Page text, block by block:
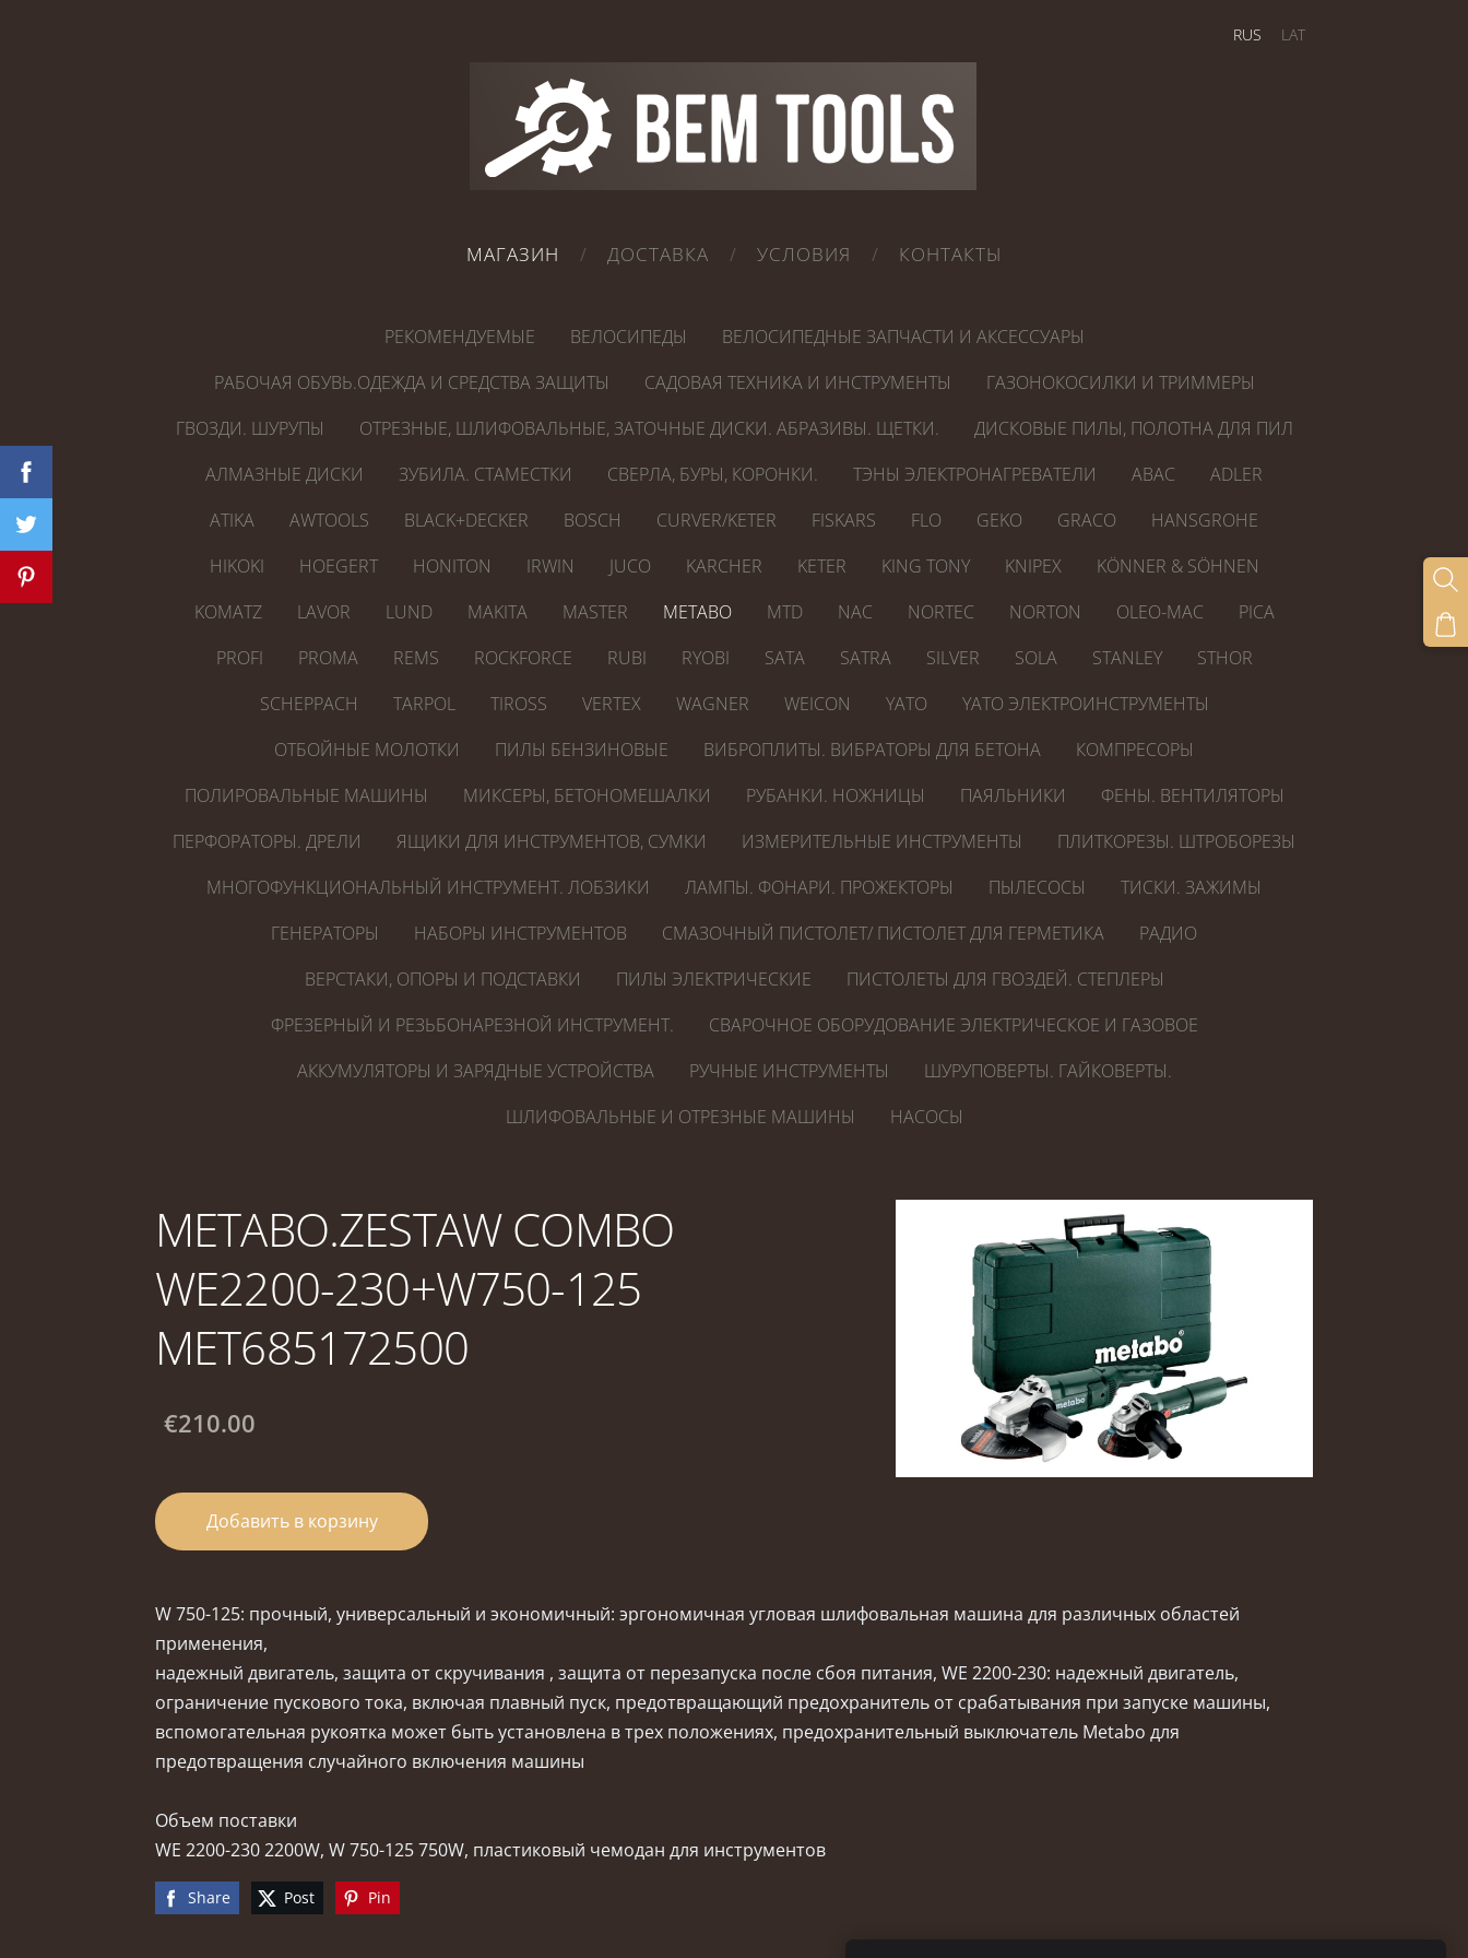
МАГАЗИН ДОСТАВКА УСЛОВИЯ КОНТАКТЫ
RUS LAT
РЕКОМЕНДУЕМЫЕ ВЕЛОСИПЕДЫ
ВЕЛОСИПЕДНЫЕ ЗАПЧАСТИ И АКСЕССУАРЫ
РАБОЧАЯ ОБУВЬ.ОДЕЖДА И СРЕДСТВА ЗАЩИТЫ
САДОВАЯ ТЕХНИКА И ИНСТРУМЕНТЫ
ГАЗОНОКОСИЛКИ И ТРИММЕРЫ
ГВОЗДИ. ШУРУПЫ
ОТРЕЗНЫЕ, ШЛИФОВАЛЬНЫЕ, ЗАТОЧНЫЕ ДИСКИ. АБРАЗИВЫ. ЩЕТКИ.
ДИСКОВЫЕ ПИЛЫ, ПОЛОТНА ДЛЯ ПИЛ
АЛМАЗНЫЕ ДИСКИ
ЗУБИЛА. СТАМЕСТКИ СВЕРЛА, БУРЫ, КОРОНКИ. ТЭНЫ ЭЛЕКТРОНАГРЕВАТЕЛИ ABAC
ADLER
ATIKA
AWTOOLS BLACK+DECKER BOSCH CURVER/KETER FISKARS FLO GEKO GRACO
HANSGROHE
HIKOKI
HOEGERT HONITON IRWIN JUCO KARCHER KETER KING TONY KNIPEX
KÖNNER & SÖHNEN
KOMATZ
LAVOR LUND MAKITA MASTER METABO MTD NAC NORTEC NORTON OLEO-MAC
PICA
PROFI
PROMA REMS ROCKFORCE RUBI RYOBI SATA SATRA SILVER SOLA STANLEY
STHOR
SCHEPPACH
TARPOL TIROSS VERTEX WAGNER WEICON YATO
YATO ЭЛЕКТРОИНСТРУМЕНТЫ
ОТБОЙНЫЕ МОЛОТКИ
ПИЛЫ БЕНЗИНОВЫЕ ВИБРОПЛИТЫ. ВИБРАТОРЫ ДЛЯ БЕТОНА
КОМПРЕСОРЫ
ПОЛИРОВАЛЬНЫЕ МАШИНЫ
МИКСЕРЫ, БЕТОНОМЕШАЛКИ РУБАНКИ. НОЖНИЦЫ ПАЯЛЬНИКИ
ФЕНЫ. ВЕНТИЛЯТОРЫ
ПЕРФОРАТОРЫ. ДРЕЛИ
ЯЩИКИ ДЛЯ ИНСТРУМЕНТОВ, СУМКИ ИЗМЕРИТЕЛЬНЫЕ ИНСТРУМЕНТЫ
ПЛИТКОРЕЗЫ. ШТРОБОРЕЗЫ
МНОГОФУНКЦИОНАЛЬНЫЙ ИНСТРУМЕНТ. ЛОБЗИКИ
ЛАМПЫ. ФОНАРИ. ПРОЖЕКТОРЫ ПЫЛЕСОСЫ
ТИСКИ. ЗАЖИМЫ
ГЕНЕРАТОРЫ
НАБОРЫ ИНСТРУМЕНТОВ СМАЗОЧНЫЙ ПИСТОЛЕТ/ ПИСТОЛЕТ ДЛЯ ГЕРМЕТИКА
РАДИО
ВЕРСТАКИ, ОПОРЫ И ПОДСТАВКИ
ПИЛЫ ЭЛЕКТРИЧЕСКИЕ
ПИСТОЛЕТЫ ДЛЯ ГВОЗДЕЙ. СТЕПЛЕРЫ
ФРЕЗЕРНЫЙ И РЕЗЬБОНАРЕЗНОЙ ИНСТРУМЕНТ.
СВАРОЧНОЕ ОБОРУДОВАНИЕ ЭЛЕКТРИЧЕСКОЕ И ГАЗОВОЕ
АККУМУЛЯТОРЫ И ЗАРЯДНЫЕ УСТРОЙСТВА
РУЧНЫЕ ИНСТРУМЕНТЫ
ШУРУПОВЕРТЫ. ГАЙКОВЕРТЫ.
ШЛИФОВАЛЬНЫЕ И ОТРЕЗНЫЕ МАШИНЫ
НАСОСЫ
METABO.ZESTAW COMBO
WE2200-230+W750-125
MET685172500
€210.00
Добавить в корзину
W 750-125: прочный, универсальный и экономичный: эргономичная угловая шлифовальная машина для различных областей
применения,
надежный двигатель, защита от скручивания , защита от перезапуска после сбоя питания, WE 2200-230: надежный двигатель,
ограничение пускового тока, включая плавный пуск, предотвращающий предохранитель от срабатывания при запуске машины,
вспомогательная рукоятка может быть установлена в трех положениях, предохранительный выключатель Metabo для
предотвращения случайного включения машины
Объем поставки
WE 2200-230 2200W, W 750-125 750W, пластиковый чемодан для инструментов
Share Post Pin